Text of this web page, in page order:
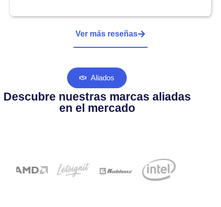
Ver más reseñas
Aliados
Descubre nuestras marcas aliadas
en el mercado